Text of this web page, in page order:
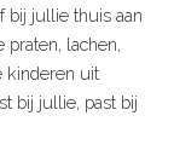
bij jullie thuis aan
lachen,
kinderen uit
bij jullie, past bij